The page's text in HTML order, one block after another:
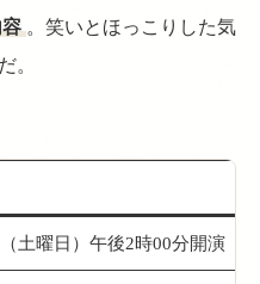
。笑いとほっこりした気
。
土曜日）午後2時00分開演（